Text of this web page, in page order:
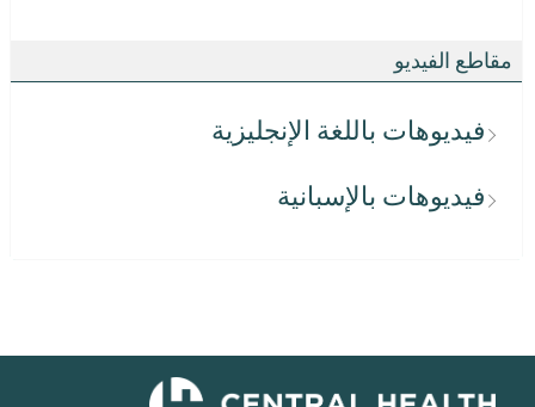
مقاطع الفيديو
فيديوهات باللغة الإنجليزية
فيديوهات بالإسبانية